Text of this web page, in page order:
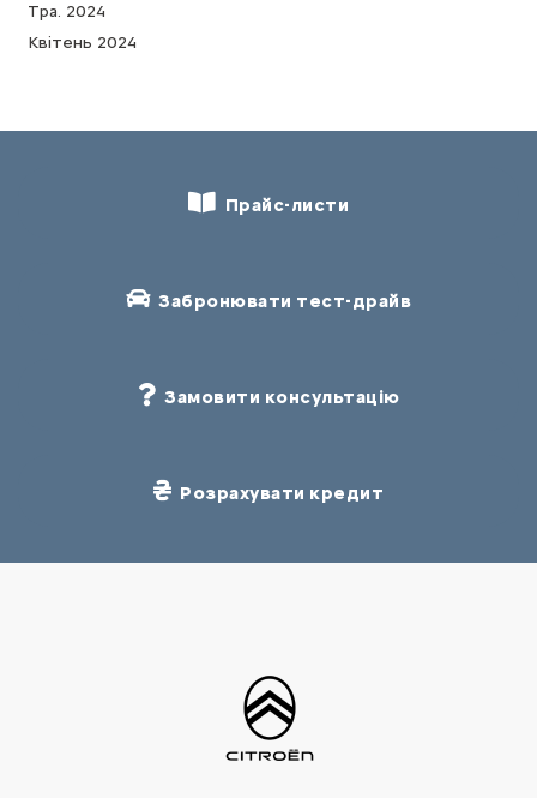
Тра. 2024
Квітень 2024
Прайс-листи
Забронювати тест-драйв
Замовити консультацію
Розрахувати кредит